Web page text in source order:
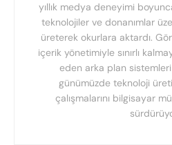
yıllık medya deneyimi
teknolojiler ve donanımlar
üreterek okurlara aktardı.
içerik yönetimiyle sınırlı
eden arka plan
günümüzde teknoloji
çalışmalarını bilgisayar